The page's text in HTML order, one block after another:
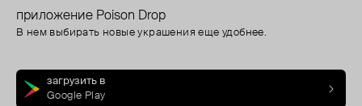
приложение Poison Drop
В нем выбирать новые украшения еще удобнее.
загрузить в
Google Play